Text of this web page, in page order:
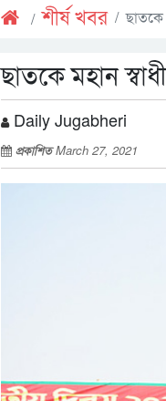
শীর্ষ খবর ছাতকে
ছাতকে মহান
Daily Jugabheri
প্রকাশিতMarch 27, 2021